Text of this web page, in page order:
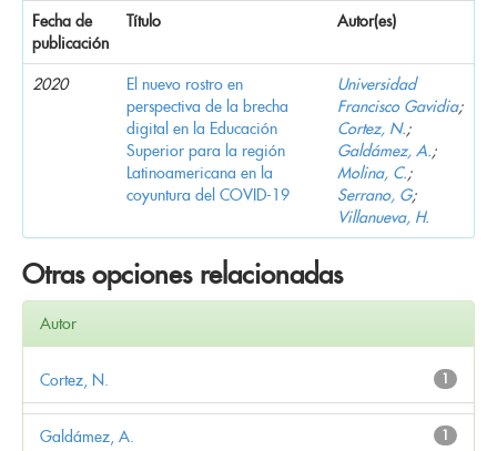
Fecha de
publicación
Título Autor(es)
2020
El nuevo rostro en
perspectiva de la brecha
digital en la Educación
Superior para la región
Latinoamericana en la
coyuntura del COVID-19
Universidad
Francisco Gavidia;
Cortez, N.;
Galdámez, A.;
Molina, C.;
Serrano, G;
Villanueva, H.
Otras opciones relacionadas
Autor
1
Cortez, N.
1
Galdámez, A.